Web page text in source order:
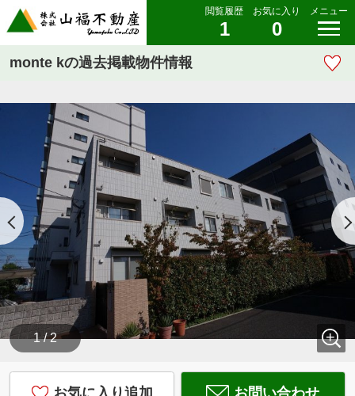
閲覧履歴
1
お気に入り
0
メニュー
monte kの過去掲載物件情報
1 / 2
お気に入り追加 お問い合わせ